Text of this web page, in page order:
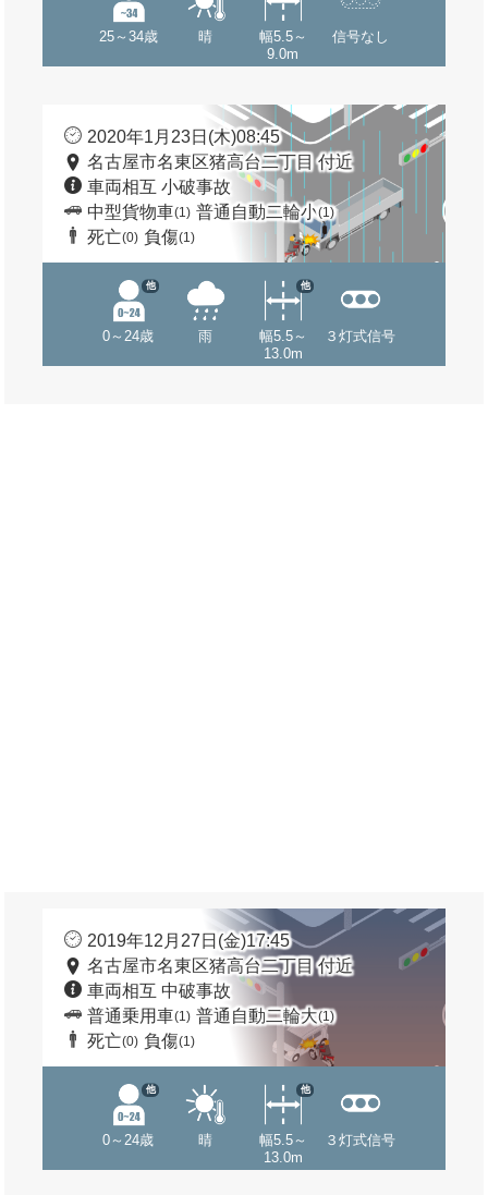
25～34歳 晴
幅5.5～
9.0m
信号なし
2020年1月23日(木)08:45
名古屋市名東区猪高台二丁目 付近
車両相互 小破事故
中型貨物車(1) 普通自動二輪小(1)
死亡(0) 負傷(1)
0～24歳
他
雨
幅5.5～
13.0m
他
３灯式信号
2019年12月27日(金)17:45
名古屋市名東区猪高台二丁目 付近
車両相互 中破事故
普通乗用車(1) 普通自動二輪大(1)
死亡(0) 負傷(1)
0～24歳
他
晴
幅5.5～
13.0m
他
３灯式信号